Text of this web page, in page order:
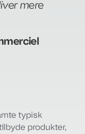
mere
typisk
produkter,